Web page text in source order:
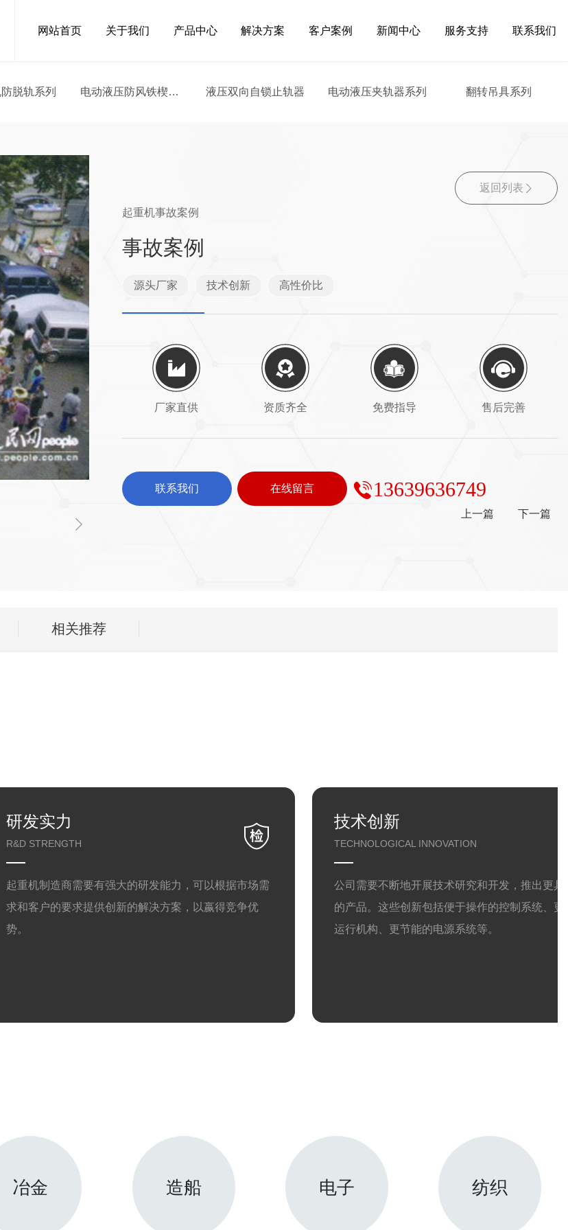
网站首页 关于我们 产品中心 解决方案 客户案例 新闻中心 服务支持 联系我们
脱轨系列
电动液压防风铁楔系
液压双向自锁止轨器 电动液压夹轨器系列 翻转吊具系列
返回列表
起重机事故案例
事故案例
源头厂家 技术创新 高性价比
厂家直供 资质齐全 免费指导 售后完善
联系我们 在线留言 13639636749
上一篇 下一篇
相关推荐
研发实力
R&D STRENGTH
起重机制造商需要有强大的研发能力，可以根据市场需
求和客户的要求提供创新的解决方案，以嬴得竞争优
势。
技术创新
TECHNOLOGICAL INNOVATION
公司需要不断地开展技术研究和开发，推出更具
的产品。这些创新包括便于操作的控制系统、更
运行机构、更节能的电源系统等。
冶金 造船 电子 纺织